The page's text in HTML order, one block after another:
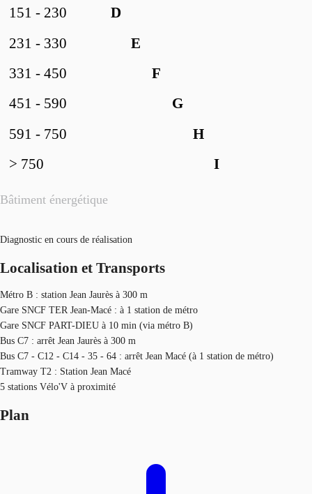
Bâtiment énergétique
D
151 - 230
E
231 - 330
F
331 - 450
G
451 - 590
H
591 - 750
I
> 750
Diagnostic en cours de réalisation
Localisation et Transports
Métro B : station Jean Jaurès à 300 m
Gare SNCF TER Jean-Macé : à 1 station de métro
Gare SNCF PART-DIEU à 10 min (via métro B)
Bus C7 : arrêt Jean Jaurès à 300 m
Bus C7 - C12 - C14 - 35 - 64 : arrêt Jean Macé (à 1 station de métro)
Tramway T2 : Station Jean Macé
5 stations Vélo'V à proximité
Plan